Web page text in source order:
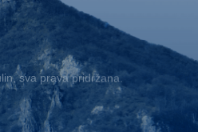
sva prava pridržana.